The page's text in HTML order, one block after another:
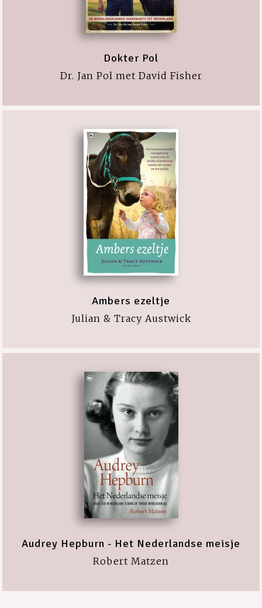
Dokter Pol
Dr. Jan Pol met David Fisher
Ambers ezeltje
Julian & Tracy Austwick
Audrey Hepburn - Het Nederlandse meisje
Robert Matzen